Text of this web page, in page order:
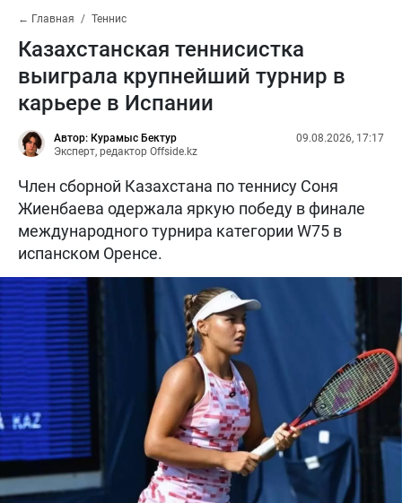
← Главная Теннис
Казахстанская теннисистка
выиграла крупнейший турнир в
карьере в Испании
Автор: Курамыс Бектур
Эксперт, редактор Offside.kz
09.08.2026, 17:17
Член сборной Казахстана по теннису Соня
Жиенбаева одержала яркую победу в финале
международного турнира категории W75 в
испанском Оренсе.